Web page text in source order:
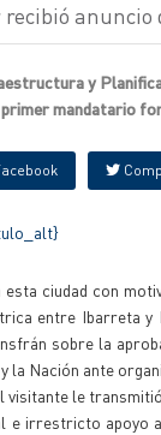
recibió
y
mandatario
esta ciudad con
entre Ibarreta
sobre la
la Nación ante
visitante le
e irrestricto apoyo